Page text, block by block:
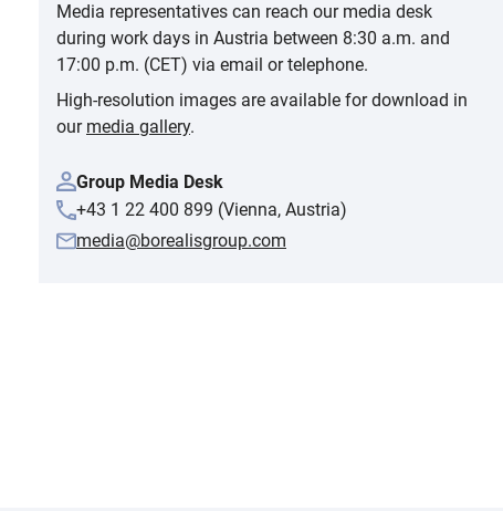
Media representatives can reach our media desk
during work days in Austria between 8:30 a.m. and
17:00 p.m. (CET) via email or telephone.
High-resolution images are available for download in
our media gallery.
Group Media Desk
+43 1 22 400 899 (Vienna, Austria)
media@borealisgroup.com